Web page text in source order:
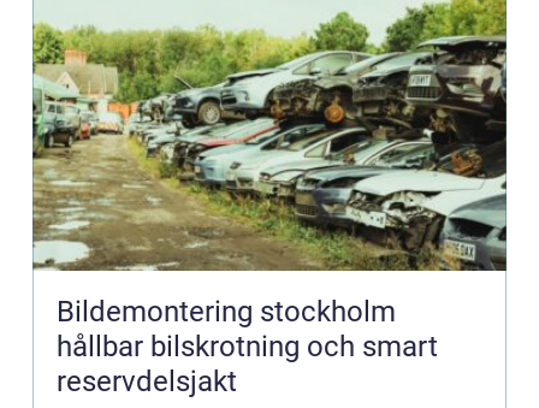
Bildemontering stockholm
hållbar bilskrotning och smart
reservdelsjakt